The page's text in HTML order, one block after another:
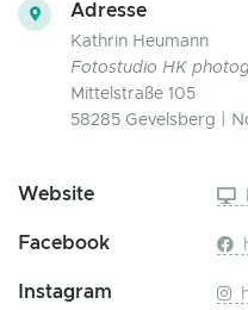
Adresse
Kathrin Heumann
Fotostudio HK
Mittelstraße 105
58285 Gevelsberg |
Website
Facebook
Instagram